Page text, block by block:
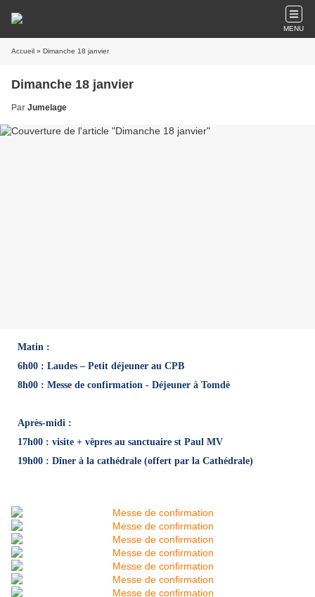
MENU
Accueil » Dimanche 18 janvier
Dimanche 18 janvier
Par Jumelage
Matin :
6h00 : Laudes – Petit déjeuner au CPB
8h00 : Messe de confirmation - Déjeuner à Tomdè
Après-midi :
17h00 : visite + vêpres au sanctuaire st Paul MV
19h00 : Dîner à la cathédrale (offert par la Cathédrale)